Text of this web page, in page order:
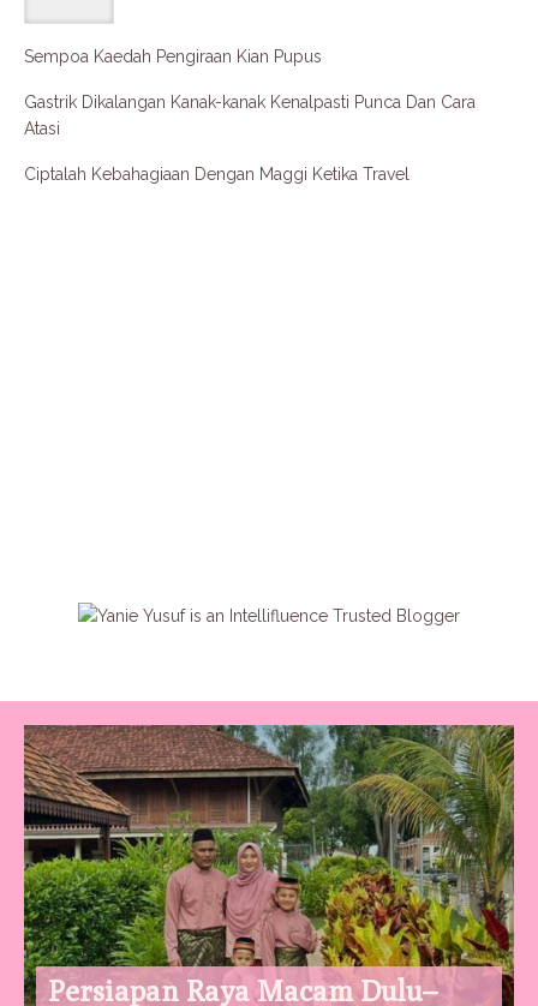
Sempoa Kaedah Pengiraan Kian Pupus
Gastrik Dikalangan Kanak-kanak Kenalpasti Punca Dan Cara
Atasi
Ciptalah Kebahagiaan Dengan Maggi Ketika Travel
Persiapan Raya Macam Dulu–